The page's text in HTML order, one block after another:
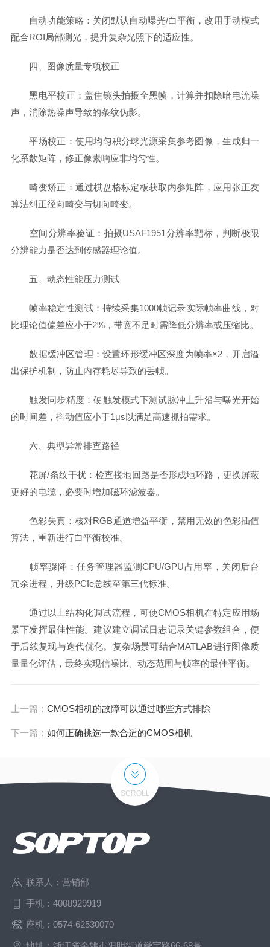
自动功能策略：关闭默认自动曝光/白平衡，改用手动模式
配合ROI局部测光，提升复杂光照下的适应性。
四、图像质量专项校正
黑电平校正：盖住镜头拍摄全黑帧，计算并扣除暗电流噪
声，消除热噪声导致的条纹伪影。
平场校正：使用均匀积分球光源采集参考图像，生成归一
化系数矩阵，修正像素响应非均匀性。
畸变矫正：通过棋盘格标定板获取内参矩阵，应用张正友
算法纠正径向畸变与切向畸变。
空间分辨率验证：拍摄USAF1951分辨率靶标，判断极限
分辨能力是否达到传感器理论值。
五、动态性能压力测试
帧率稳定性测试：持续采集1000帧记录实际帧率曲线，对
比理论值偏差应小于2%，带宽不足时需降低分辨率或压缩比。
数据缓冲区管理：设置环形缓冲区深度为帧率×2，开启溢
出保护机制，防止内存耗尽导致的丢帧。
触发同步精度：硬触发模式下测试脉冲上升沿与曝光开始
的时间差，抖动值应小于1μs以满足高速抓拍需求。
六、典型异常排查路径
花屏/条纹干扰：检查接地回路是否形成地环路，更换屏蔽
更好的电缆，必要时增加磁环滤波器。
色彩失真：核对RGB通道增益平衡，禁用无效的色彩插值
算法，重新进行白平衡校准。
帧率骤降：任务管理器监测CPU/GPU占用率，关闭后台
冗余进程，升级PCIe总线至第三代标准。
通过以上结构化调试流程，可使CMOS相机在特定应用场
景下发挥最佳性能。建议建立调试日志记录关键参数组合，便
于后续复现与迭代优化。复杂场景可结合MATLAB进行图像质
量量化评估，最终实现信噪比、动态范围与帧率的最佳平衡。
上一篇： CMOS相机的故障可以通过哪些方式排除
下一篇： 如何正确挑选一款合适的CMOS相机
SCROLL
联系人：营销部
手机：4008929919
座机：0574-62530070